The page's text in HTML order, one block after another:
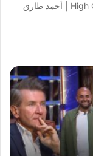
High Offer, High Stakes… Almaz In The Hot Seat | أحمد طارق